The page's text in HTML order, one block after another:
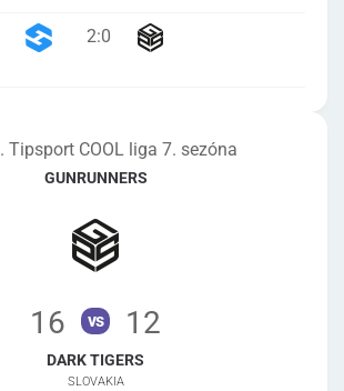
2:0
Tipsport COOL liga 7. sezóna
GUNRUNNERS
16 vs 12
DARK TIGERS
SLOVAKIA